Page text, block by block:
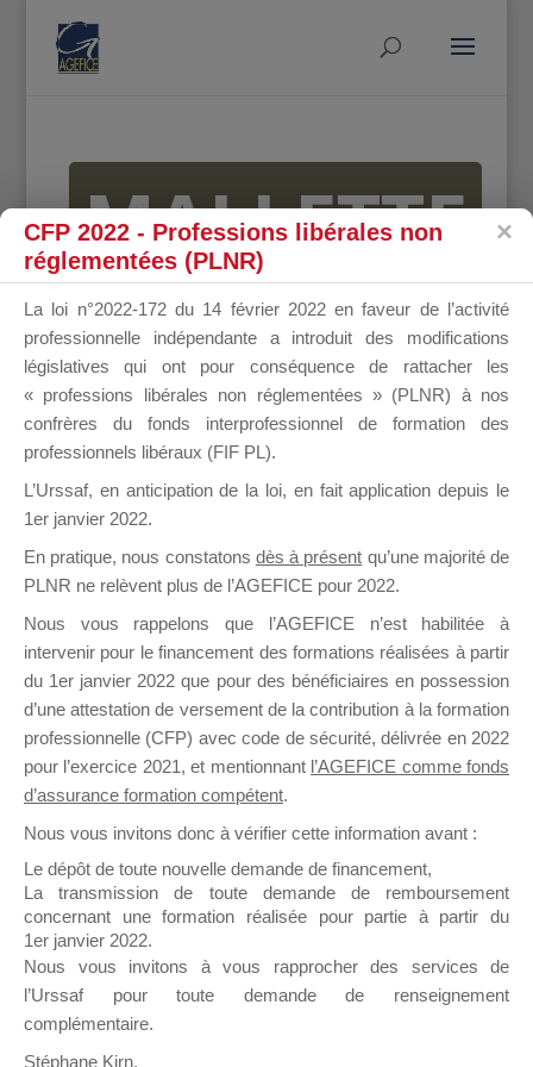
MALLETTE
DU
DIRIGEANT
il y a un mois
Ce groupe est destiné aux Organismes de
Formation qui souhaitent répondre à l’Appel à
Propositions Mallette du Dirigeant.
Ce groupe propose un forum dédié au support
sur lequel il est possible de laisser un message
ou poser une question.
NB : Il est nécessaire d’être
pouvoir rejoindre ce groupe
CFP 2022 - Professions libérales non
réglementées (PLNR)
La loi n°2022-172 du 14 février 2022 en faveur de l’activité
professionnelle indépendante a introduit des modifications
législatives qui ont pour conséquence de rattacher les
« professions libérales non réglementées » (PLNR) à nos
confrères du fonds interprofessionnel de formation des
professionnels libéraux (FIF PL).
L’Urssaf, en anticipation de la loi, en fait application depuis le
1er janvier 2022.
En pratique, nous constatons dès à présent qu’une majorité de
PLNR ne relèvent plus de l’AGEFICE pour 2022.
Nous vous rappelons que l’AGEFICE n’est habilitée à
intervenir pour le financement des formations réalisées à partir
du 1er janvier 2022 que pour des bénéficiaires en possession
d’une attestation de versement de la contribution à la formation
professionnelle (CFP) avec code de sécurité, délivrée en 2022
pour l’exercice 2021, et mentionnant l’AGEFICE comme fonds
d’assurance formation compétent.
Nous vous invitons donc à vérifier cette information avant :
Le dépôt de toute nouvelle demande de financement,
La transmission de toute demande de remboursement
concernant une formation réalisée pour partie à partir du
1er janvier 2022.
Nous vous invitons à vous rapprocher des services de
l’Urssaf pour toute demande de renseignement
complémentaire.
Stéphane Kirn,